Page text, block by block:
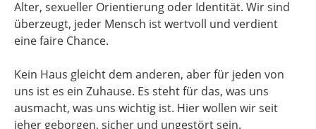
Alter, sexueller Orientierung oder Identität. Wir sind
überzeugt, jeder Mensch ist wertvoll und verdient
eine faire Chance.
Kein Haus gleicht dem anderen, aber für jeden von
uns ist es ein Zuhause. Es steht für das, was uns
ausmacht, was uns wichtig ist. Hier wollen wir seit
jeher geborgen, sicher und ungestört sein.